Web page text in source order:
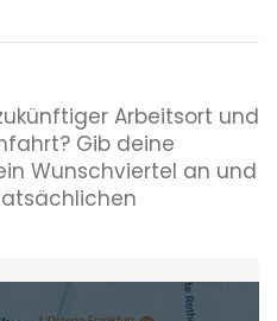
Arbeitsort und
Gib deine
Wunschviertel an und